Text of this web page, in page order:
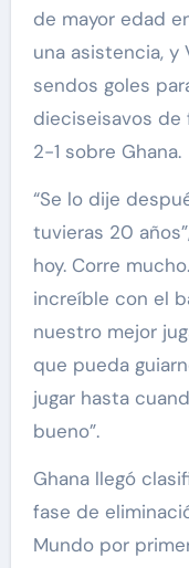
de mayor edad
una asistencia, y
sendos goles
dieciseisavos
2-1 sobre Ghana.
“Se lo dije
tuvieras 20
hoy. Corre
increíble con el
nuestro mejor
que pueda
jugar hasta
bueno”.
Ghana llegó
fase de
Mundo por